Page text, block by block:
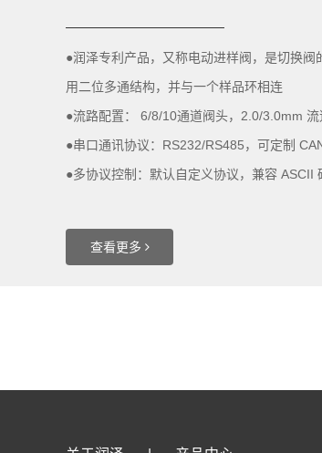
●润泽专利产品，又称电动进样阀，是切换
用二位多通结构，并与一个样品环相连
●流路配置： 6/8/10通道阀头，2.0/3.0mm 流
●串口通讯协议：RS232/RS485，可定制
●多协议控制：默认自定义协议，兼容 ASCII
查看更多